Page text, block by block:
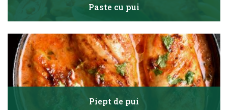
Paste cu pui
Piept de pui